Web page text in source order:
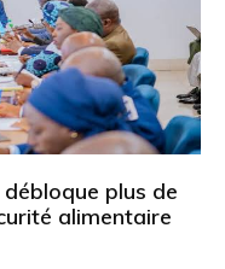
plus de
alimentaire